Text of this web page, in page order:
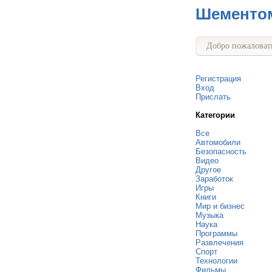
Добро
Регистрация
Вход
Прислать
Категории
Все
Автомобили
Безопасность
Видео
Другое
Заработок
Игры
Книги
Мир и бизнес
Музыка
Наука
Программы
Развлечения
Спорт
Технологии
Фильмы